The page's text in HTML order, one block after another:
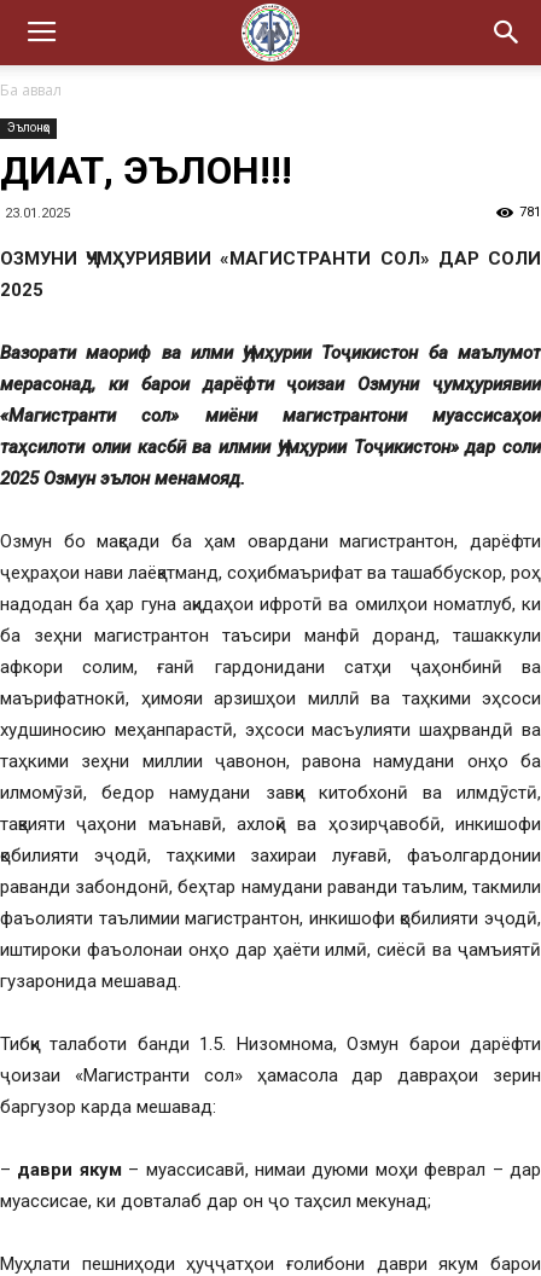
Ба аввал
Эълонҳо
ДИҚҚАТ, ЭЪЛОН!!!
23.01.2025 781
ОЗМУНИ ҶУМҲУРИЯВИИ «МАГИСТРАНТИ СОЛ» ДАР СОЛИ
2025
Вазорати маориф ва илми Ҷумҳурии Тоҷикистон ба маълумот
мерасонад, ки барои дарёфти ҷоизаи Озмуни ҷумҳуриявии
«Магистранти сол» миёни магистрантони муассисаҳои
таҳсилоти олии касбӣ ва илмии Ҷумҳурии Тоҷикистон» дар соли
2025 Озмун эълон менамояд.
Озмун бо мақсади ба ҳам овардани магистрантон, дарёфти
ҷеҳраҳои нави лаёқатманд, соҳибмаърифат ва ташаббускор, роҳ
надодан ба ҳар гуна ақидаҳои ифротӣ ва омилҳои номатлуб, ки
ба зеҳни магистрантон таъсири манфӣ доранд, ташаккули
афкори солим, ғанӣ гардонидани сатҳи ҷаҳонбинӣ ва
маърифатнокӣ, ҳимояи арзишҳои миллӣ ва таҳкими эҳсоси
худшиносию меҳанпарастӣ, эҳсоси масъулияти шаҳрвандӣ ва
таҳкими зеҳни миллии ҷавонон, равона намудани онҳо ба
илмомӯзӣ, бедор намудани завқи китобхонӣ ва илмдӯстӣ,
тақвияти ҷаҳони маънавӣ, ахлоқӣ ва ҳозирҷавобӣ, инкишофи
қобилияти эҷодӣ, таҳкими захираи луғавӣ, фаъолгардонии
раванди забондонӣ, беҳтар намудани раванди таълим, такмили
фаъолияти таълимии магистрантон, инкишофи қобилияти эҷодӣ,
иштироки фаъолонаи онҳо дар ҳаёти илмӣ, сиёсӣ ва ҷамъиятӣ
гузаронида мешавад.
Тибқи талаботи банди 1.5. Низомнома, Озмун барои дарёфти
ҷоизаи «Магистранти сол» ҳамасола дар давраҳои зерин
баргузор карда мешавад:
– даври якум– муассисавӣ, нимаи дуюми моҳи феврал – дар
муассисае, ки довталаб дар он ҷо таҳсил мекунад;
Муҳлати пешниҳоди ҳуҷҷатҳои ғолибони даври якум барои